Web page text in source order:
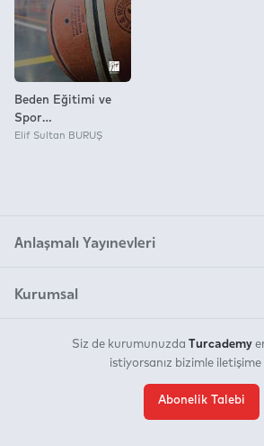
Beden Eğitimi ve
Spor
Öğretmenlerinin
Elif Sultan BURUŞ
Anlaşmalı Yayınevleri
Kurumsal
Siz de kurumunuzda Turcademy
istiyorsanız bizimle iletişime
Abonelik Talebi